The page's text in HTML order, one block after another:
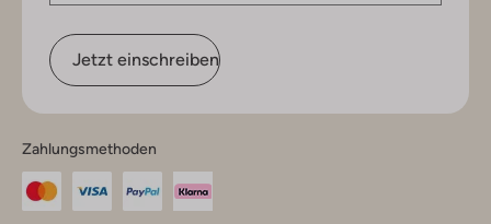
Jetzt einschreiben
Zahlungsmethoden